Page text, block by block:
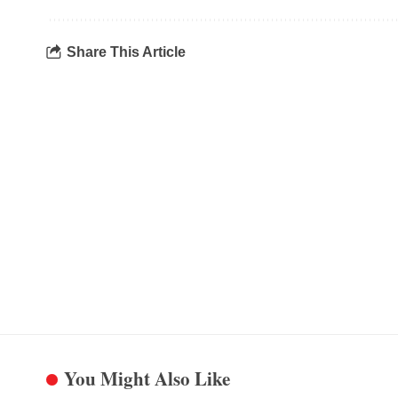
Share This Article
You Might Also Like